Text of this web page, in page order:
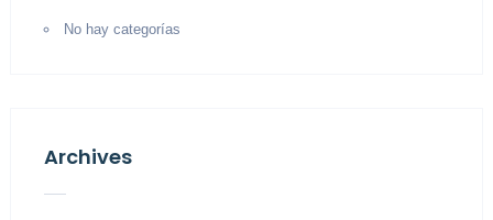
No hay categorías
Archives